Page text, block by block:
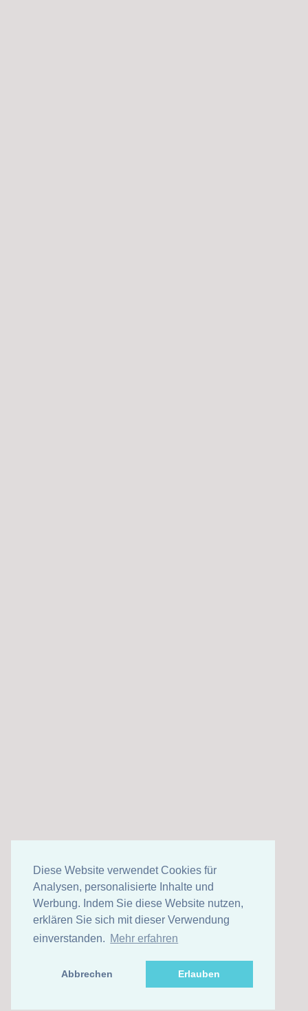
Diese Website verwendet Cookies für
Analysen, personalisierte Inhalte und
Werbung. Indem Sie diese Website nutzen,
erklären Sie sich mit dieser Verwendung
einverstanden. Mehr erfahren
Abbrechen Erlauben